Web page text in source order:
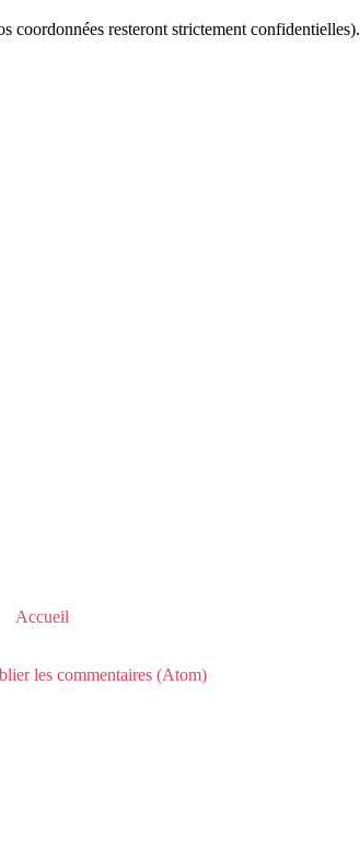
coordonnées resteront strictement confidentielles).
Accueil
les commentaires (Atom)